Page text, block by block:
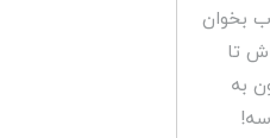
بخوان
تا
به